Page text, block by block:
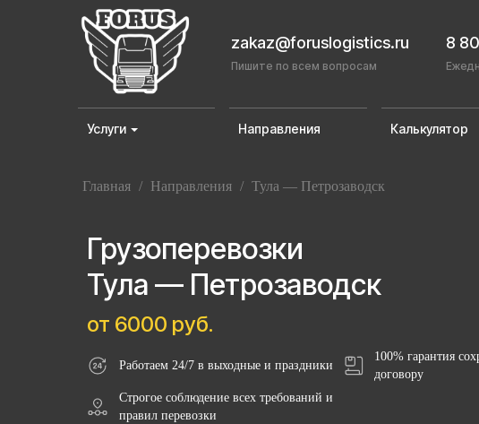
zakaz@foruslogistics.ru
Пишите по всем вопросам
8
Услуги Направления Калькулятор
Главная / Направления / Тула — Петрозаводск
Грузоперевозки
Тула — Петрозаводск
от 6000 руб.
Работаем 24/7 в выходные и праздники
100% гарантия
договору
Строгое соблюдение всех требований и
правил перевозки